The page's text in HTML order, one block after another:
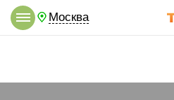
Москва